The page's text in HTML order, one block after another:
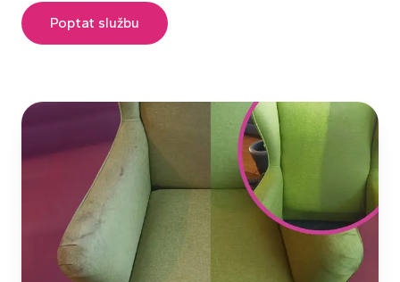
Poptat službu